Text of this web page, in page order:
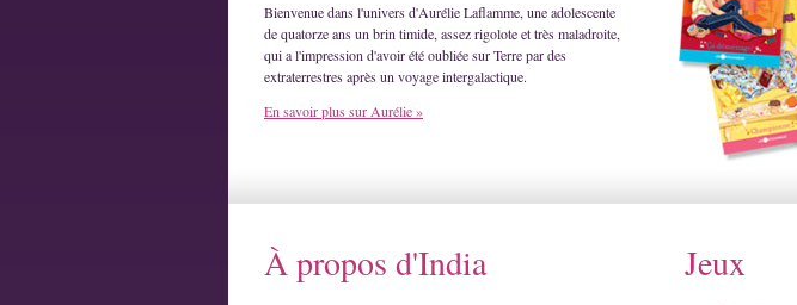
Bienvenue dans l'univers d'Aurélie Laflamme, une adolescente
de quatorze ans un brin timide, assez rigolote et très maladroite,
qui a l'impression d'avoir été oubliée sur Terre par des
extraterrestres après un voyage intergalactique.
En savoir plus sur Aurélie »
À propos d'India Jeux